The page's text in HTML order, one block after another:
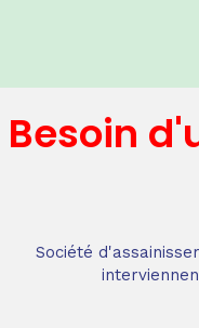
Besoin
Société